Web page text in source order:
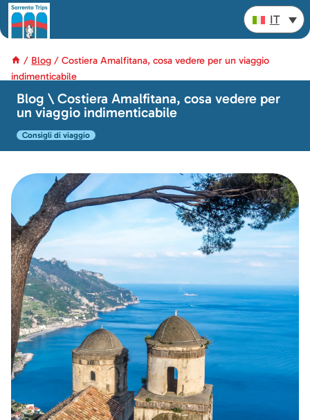
Salta
al
IT
/ Blog / Costiera Amalfitana, cosa vedere per un viaggio
indimenticabile
Blog \ Costiera Amalfitana, cosa vedere per
un viaggio indimenticabile
Consigli di viaggio